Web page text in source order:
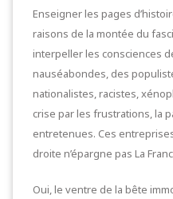
Enseigner les pages
raisons de la montée du
interpeller les consciences
nauséabondes, des
nationalistes, racistes,
crise par les frustrations, la
entretenues. Ces
droite n’épargne pas La
Oui, le ventre de la bête